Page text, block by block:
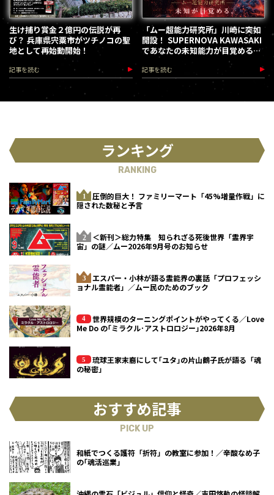
生け捕り賞金２億円の伝説が再
び？ 兵庫県宍粟市がツチノコの聖
地として再始動開始！
記事を読む
「ムー超能力研究所」川崎に突如
開設！ SUPERNOVA KAWASAKI
であなたの未知能力が目覚める
（2026.8.18-28）
記事を読む
ランキング
RANKING
圧倒的巨大！ ファミリーマート「45%増量作戦」に
隠された数秘と予言
＜新刊＞総力特集 知られざる死後世界「霊界宇
宙」の謎／ムー2026年9月号のお知らせ
エスパー・小林が語る霊能界の裏話「プロフェッシ
ョナル霊能者」／ムー民のためのブック
世界規模のターニングポイントがやってくる／Love
Me Do の｢ミラクル･アストロロジー｣2026年8月
琉球王家末裔にして｢ユタ｣の片山鶴子氏が語る「魂
の秘密」
おすすめ記事
PICK UP
和紙でつくる護符「折符」の教室に参加！／辛酸なめ子
の｢魂活巡業｣